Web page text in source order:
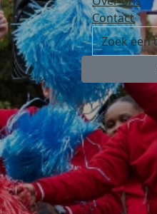
Contact